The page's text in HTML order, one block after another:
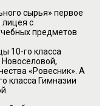
сырья» первое
лицея с
предметов
10-го класса
«Ровесник». А
класса Гимназии